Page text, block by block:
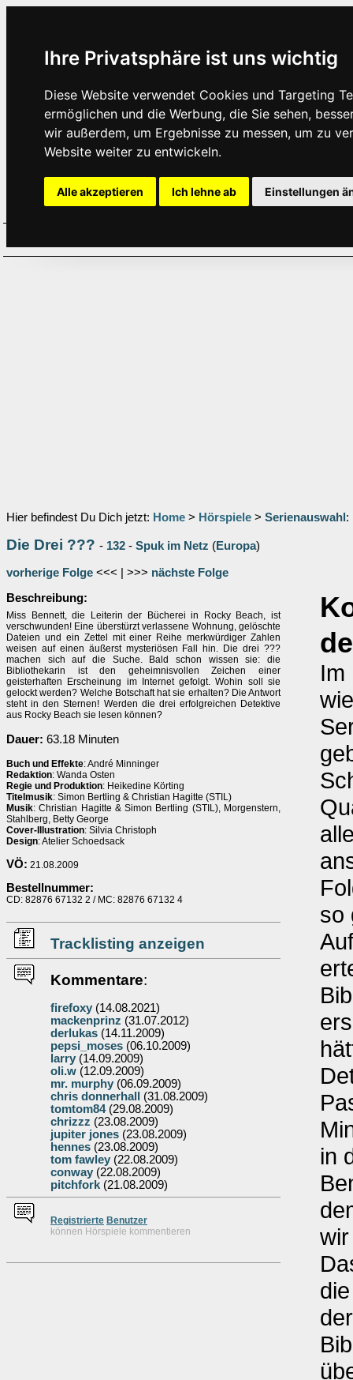
Ihre Privatsphäre ist uns wichtig
Diese Website verwendet Cookies und Targeting
ermöglichen und die Werbung, die Sie sehen,
wir außerdem, um Ergebnisse zu messen, um zu
Website weiter zu entwickeln.
Alle akzeptieren Ich lehne ab Einstellungen
Hier befindest Du Dich jetzt: Home > Hörspiele > Serienauswahl :
Die Drei ??? - 132 - Spuk im Netz (Europa)
vorherige Folge <<< | >>> nächste Folge
Beschreibung:
Miss Bennett, die Leiterin der Bücherei in Rocky Beach, ist
verschwunden! Eine überstürzt verlassene Wohnung, gelöschte
Dateien und ein Zettel mit einer Reihe merkwürdiger Zahlen
weisen auf einen äußerst mysteriösen Fall hin. Die drei ???
machen sich auf die Suche. Bald schon wissen sie: die
Bibliothekarin ist den geheimnisvollen Zeichen einer
geisterhaften Erscheinung im Internet gefolgt. Wohin soll sie
gelockt werden? Welche Botschaft hat sie erhalten? Die Antwort
steht in den Sternen! Werden die drei erfolgreichen Detektive
aus Rocky Beach sie lesen können?
Dauer: 63.18 Minuten
Buch und Effekte: André Minninger
Redaktion: Wanda Osten
Regie und Produktion: Heikedine Körting
Titelmusik: Simon Bertling & Christian Hagitte (STIL)
Musik: Christian Hagitte & Simon Bertling (STIL), Morgenstern,
Stahlberg, Betty George
Cover-Illustration: Silvia Christoph
Design: Atelier Schoedsack
VÖ: 21.08.2009
Bestellnummer:
CD: 82876 67132 2 / MC: 82876 67132 4
Tracklisting anzeigen
Kommentare:
firefoxy (14.08.2021)
mackenprinz (31.07.2012)
derlukas (14.11.2009)
pepsi_moses (06.10.2009)
larry (14.09.2009)
oli.w (12.09.2009)
mr. murphy (06.09.2009)
chris donnerhall
(31.08.2009)
tomtom84(29.08.2009)
chrizzz (23.08.2009)
jupiter jones (23.08.2009)
hennes (23.08.2009)
tom fawley (22.08.2009)
conway (22.08.2009)
pitchfork (21.08.2009)
Registrierte Benutzer
können Hörspiele kommentieren
Im
so
in